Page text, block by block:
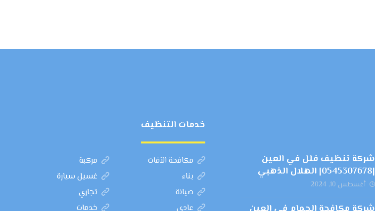
شركة تنظيف فلل في العين
|0545307678| الهلال الذهبي
أغسطس 10, 2024
خدمات التنظيف
مكافحة الآفات
مركبة
بناء
غسيل سيارة
صيانة
تجاري
عادي
خدمات